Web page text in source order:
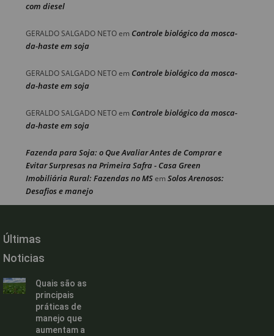
com diesel
GERALDO SALGADO NETOem Controle biológico da mosca-
da-haste em soja
GERALDO SALGADO NETOem Controle biológico da mosca-
da-haste em soja
GERALDO SALGADO NETOem Controle biológico da mosca-
da-haste em soja
Fazenda para Soja: o Que Avaliar Antes de Comprar e
Evitar Surpresas na Primeira Safra - Casa Green
Imobiliária Rural: Fazendas no MSem Solos Arenosos:
Desafios e manejo
Últimas
Noticias
Quais são as
principais
práticas de
manejo que
aumentam a